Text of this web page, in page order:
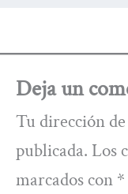
Deja un
Tu dirección
publicada. Los
marcados con *